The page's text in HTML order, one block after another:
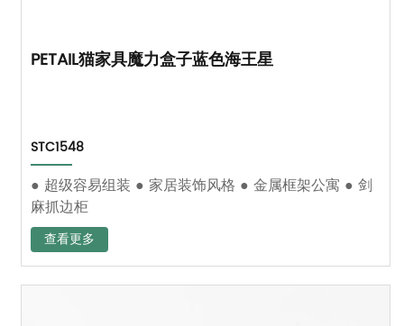
PETAIL猫家具魔力盒子蓝色海王星
STC1548
● 超级容易组装 ● 家居装饰风格 ● 金属框架公寓 ● 剑
麻抓边柜
查看更多